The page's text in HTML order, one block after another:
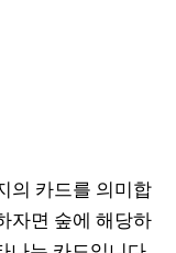
의 카드를 의미합
자면 숲에 해당하